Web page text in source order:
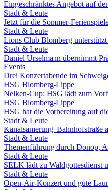
Eingeschränktes Angebot auf
Stadt & Leute
Jetzt für die Sommer-
Stadt & Leute
Lions Club Blomberg
Stadt & Leute
Daniel Urselmann übernimmt
Events
Drei Konzertabende im
HSG Blomberg-Lippe
Nelken-Cup: HSG lädt zum
HSG Blomberg-Lippe
HSG hat die Vorbereitung auf
Stadt & Leute
Kanalsanierung: Bahnhofstraße
Stadt & Leute
Themenführung durch Donop,
Stadt & Leute
SELK lädt zu Waldgottesdienst
Stadt & Leute
Open-Air-Konzert und gute